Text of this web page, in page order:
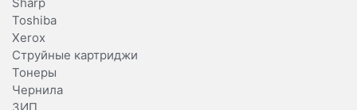
Sharp
Toshiba
Xerox
Струйные картриджи
Тонеры
Чернила